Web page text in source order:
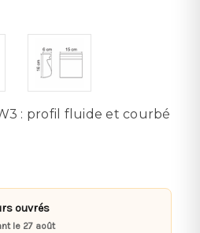
: profil fluide et courbé
ouvrés
le 27 août